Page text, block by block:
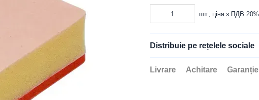
шт., ціна з ПДВ 20%
Distribuie pe rețelele sociale
Livrare Achitare Garanție